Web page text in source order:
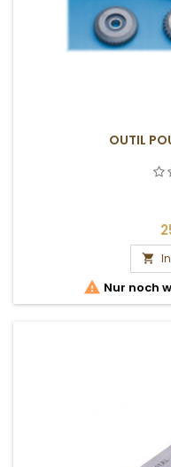
OUTIL

 Nur noch